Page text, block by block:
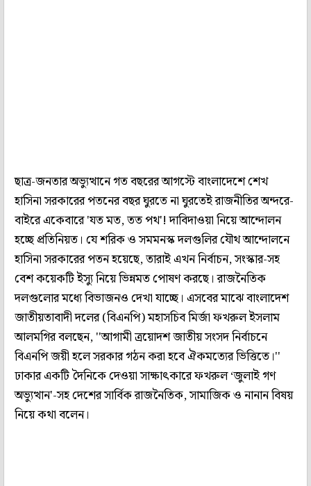
ছাত্র-জনতার অভ্যুত্থানে গত বছরের আগস্টে বাংলাদেশে শেখ
হাসিনা সরকারের পতনের বছর ঘুরতে না ঘুরতেই রাজনীতির অন্দরে-
বাইরে একেবারে 'যত মত, তত পথ'! দাবিদাওয়া নিয়ে আন্দোলন
হচ্ছে প্রতিনিয়ত। যে শরিক ও সমমনস্ক দলগুলির যৌথ আন্দোলনে
হাসিনা সরকারের পতন হয়েছে, তারাই এখন নির্বাচন, সংস্কার-সহ
বেশ কয়েকটি ইস্যু নিয়ে ভিন্নমত পোষণ করছে। রাজনৈতিক
দলগুলোর মধ্যে বিভাজনও দেখা যাচ্ছে। এসবের মাঝে বাংলাদেশ
জাতীয়তাবাদী দলের (বিএনপি) মহাসচিব মির্জা ফখরুল ইসলাম
আলমগির বলছেন, ''আগামী ত্রয়োদশ জাতীয় সংসদ নির্বাচনে
বিএনপি জয়ী হলে সরকার গঠন করা হবে ঐকমত্যের ভিত্তিতে।''
ঢাকার একটি দৈনিকে দেওয়া সাক্ষাৎকারে ফখরুল ‘জুলাই গণ
অভ্যুত্থান'-সহ দেশের সার্বিক রাজনৈতিক, সামাজিক ও নানান বিষয়
নিয়ে কথা বলেন।